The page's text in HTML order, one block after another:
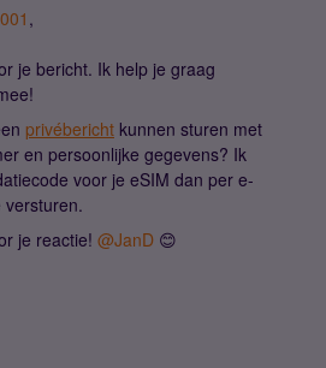
,
je bericht. Ik help je graag
privébericht kunnen sturen met
en persoonlijke gegevens? Ik
voor je eSIM dan per e-
versturen.
je reactie! @JanD 😊